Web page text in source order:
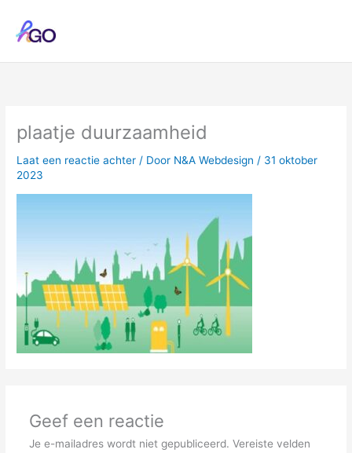
naar
inhoud
plaatje duurzaamheid
Laat een reactie achter / Door N&A Webdesign / 31 oktober
2023
Geef een reactie
Je e-mailadres wordt niet gepubliceerd. Vereiste velden